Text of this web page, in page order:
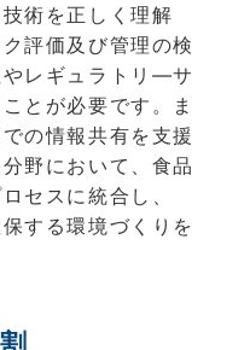
術を正しく理解
評価及び管理の検
レギュラトリ―サ
とが必要です。ま
の情報共有を支援
野において、食品
セスに統合し、
する環境づくりを